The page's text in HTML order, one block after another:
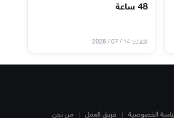
48 ساعة
الثلاثاء: 14 / 07 / 2026
الخصوصية فريق العمل من نحن